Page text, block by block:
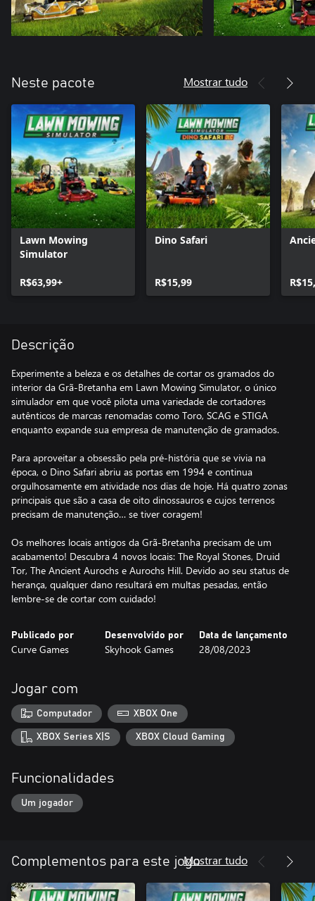
Neste pacote Mostrar tudo
Lawn Mowing
Simulator
R$63,99+
Dino Safari
R$15,99
Descrição
Experimente a beleza e os detalhes de cortar os gramados do
interior da Grã-Bretanha em Lawn Mowing Simulator, o único
simulador em que você pilota uma variedade de cortadores
autênticos de marcas renomadas como Toro, SCAG e STIGA
enquanto expande sua empresa de manutenção de gramados.
Para aproveitar a obsessão pela pré-história que se vivia na
época, o Dino Safari abriu as portas em 1994 e continua
orgulhosamente em atividade nos dias de hoje. Há quatro zonas
principais que são a casa de oito dinossauros e cujos terrenos
precisam de manutenção… se tiver coragem!
Os melhores locais antigos da Grã-Bretanha precisam de um
acabamento! Descubra 4 novos locais: The Royal Stones, Druid
Tor, The Ancient Aurochs e Aurochs Hill. Devido ao seu status de
herança, qualquer dano resultará em multas pesadas, então
lembre-se de cortar com cuidado!
Publicado por
Curve Games
Desenvolvido por
Skyhook Games
Data de lançamento
28/08/2023
Jogar com
Computador XBOX One
XBOX Series X|S XBOX Cloud Gaming
Funcionalidades
Um jogador
Complementos para este jogoMostrar tudo